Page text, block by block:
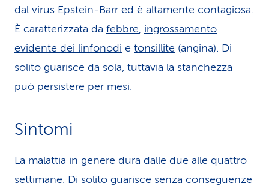
z
i
o
dal virus Epstein-Barr ed è altamente contagiosa.
È caratterizzata da febbre, ingrossamento
evidente dei linfonodi e tonsillite (angina). Di
solito guarisce da sola, tuttavia la stanchezza
può persistere per mesi.
Sintomi
La malattia in genere dura dalle due alle quattro
settimane. Di solito guarisce senza conseguenze